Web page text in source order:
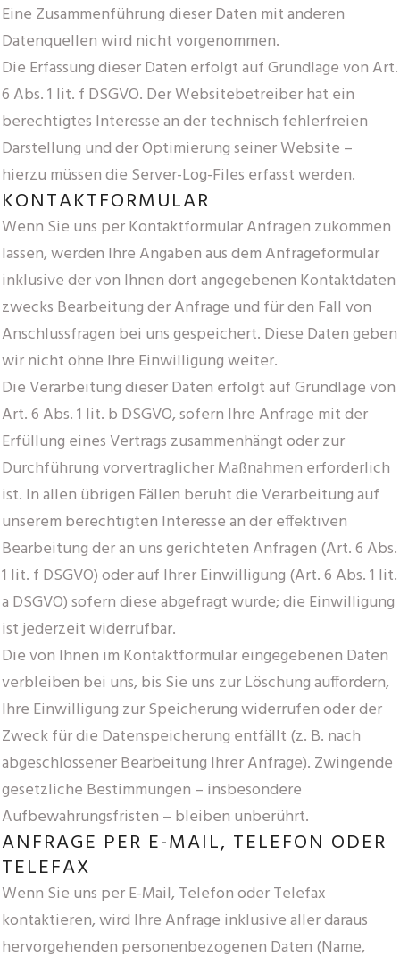
Eine Zusammenführung dieser Daten mit anderen
Datenquellen wird nicht vorgenommen.
Die Erfassung dieser Daten erfolgt auf Grundlage von Art.
6 Abs. 1 lit. f DSGVO. Der Websitebetreiber hat ein
berechtigtes Interesse an der technisch fehlerfreien
Darstellung und der Optimierung seiner Website –
hierzu müssen die Server-Log-Files erfasst werden.
KONTAKTFORMULAR
Wenn Sie uns per Kontaktformular Anfragen zukommen
lassen, werden Ihre Angaben aus dem Anfrageformular
inklusive der von Ihnen dort angegebenen Kontaktdaten
zwecks Bearbeitung der Anfrage und für den Fall von
Anschlussfragen bei uns gespeichert. Diese Daten geben
wir nicht ohne Ihre Einwilligung weiter.
Die Verarbeitung dieser Daten erfolgt auf Grundlage von
Art. 6 Abs. 1 lit. b DSGVO, sofern Ihre Anfrage mit der
Erfüllung eines Vertrags zusammenhängt oder zur
Durchführung vorvertraglicher Maßnahmen erforderlich
ist. In allen übrigen Fällen beruht die Verarbeitung auf
unserem berechtigten Interesse an der effektiven
Bearbeitung der an uns gerichteten Anfragen (Art. 6 Abs.
1 lit. f DSGVO) oder auf Ihrer Einwilligung (Art. 6 Abs. 1 lit.
a DSGVO) sofern diese abgefragt wurde; die Einwilligung
ist jederzeit widerrufbar.
Die von Ihnen im Kontaktformular eingegebenen Daten
verbleiben bei uns, bis Sie uns zur Löschung auffordern,
Ihre Einwilligung zur Speicherung widerrufen oder der
Zweck für die Datenspeicherung entfällt (z. B. nach
abgeschlossener Bearbeitung Ihrer Anfrage). Zwingende
gesetzliche Bestimmungen – insbesondere
Aufbewahrungsfristen – bleiben unberührt.
ANFRAGE PER E-MAIL, TELEFON ODER
TELEFAX
Wenn Sie uns per E-Mail, Telefon oder Telefax
kontaktieren, wird Ihre Anfrage inklusive aller daraus
hervorgehenden personenbezogenen Daten (Name,